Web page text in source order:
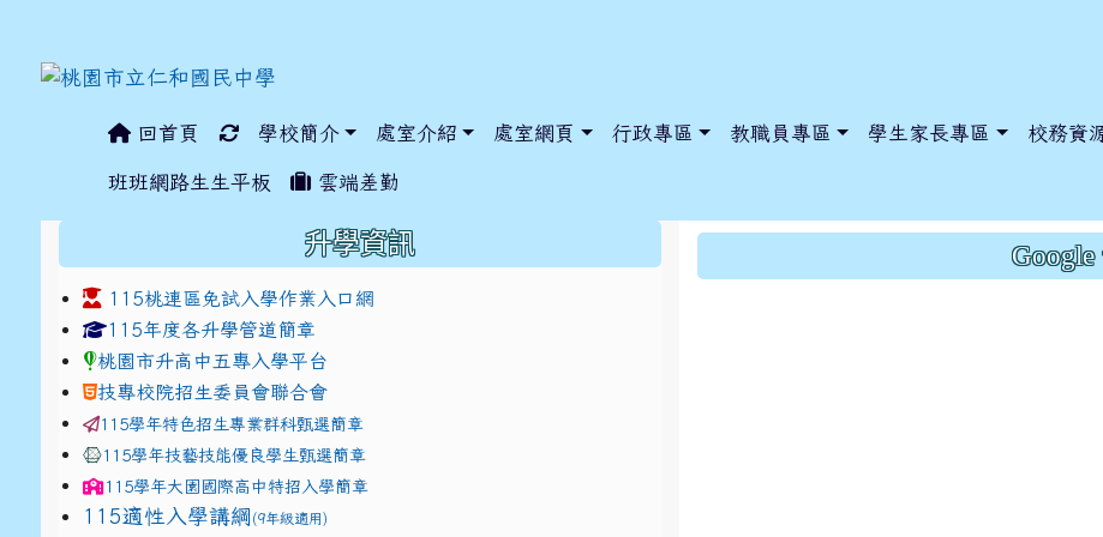
回首頁 學校簡介 處室介紹 處室網頁 行政專區 教職員專區 學生家長專區 校務資
班班網路生生平板 雲端差勤
松晟更改12/22菜單:原
升學資訊
115桃連區免試入學作業入口網
link to https://www.jhjhs.tyc.edu.tw/modules/tadnews/index.php?nsn=5425
115年度各升學管道簡章link to http://tyc.entry.edu.tw/NoExamImitate_TL/NoExamImitateHome/Page/Public/
link to http://tyc.entry.edu.tw/NoExamImitate_TL/NoExamImitateHome/Page/Public/
桃園市升高中五專入學平台
技專校院招生委員會聯合會
115學年特色招生專業群科甄選簡章
115學年技藝技能優良學生甄選簡章
115學年大園國際高中特招入學簡章
115適性入學講綱 (9年級適用)